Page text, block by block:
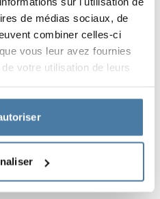
de médias sociaux, de
combiner celles-ci
vous leur avez fournies
votre utilisation de leurs